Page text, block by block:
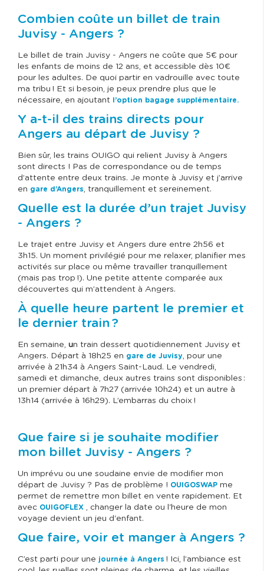
Combien coûte un billet de train
Juvisy - Angers ?
Le billet de train Juvisy - Angers ne coûte que 5€ pour
les enfants de moins de 12 ans, et accessible dès 10€
pour les adultes. De quoi partir en vadrouille avec toute
ma tribu ! Et si besoin, je peux prendre plus que le
nécessaire, en ajoutant l’option bagage supplémentaire.
Y a-t-il des trains directs pour
Angers au départ de Juvisy ?
Bien sûr, les trains OUIGO qui relient Juvisy à Angers
sont directs ! Pas de correspondance ou de temps
d’attente entre deux trains. Je monte à Juvisy et j’arrive
en gare d’Angers, tranquillement et sereinement.
Quelle est la durée d’un trajet Juvisy
- Angers ?
Le trajet entre Juvisy et Angers dure entre 2h56 et
3h15. Un moment privilégié pour me relaxer, planifier mes
activités sur place ou même travailler tranquillement
(mais pas trop !). Une petite attente comparée aux
découvertes qui m’attendent à Angers.
À quelle heure partent le premier et
le dernier train ?
En semaine, un train dessert quotidiennement Juvisy et
Angers. Départ à 18h25 en gare de Juvisy, pour une
arrivée à 21h34 à Angers Saint-Laud. Le vendredi,
samedi et dimanche, deux autres trains sont disponibles :
un premier départ à 7h27 (arrivée 10h24) et un autre à
13h14 (arrivée à 16h29). L’embarras du choix !
Que faire si je souhaite modifier
mon billet Juvisy - Angers ?
Un imprévu ou une soudaine envie de modifier mon
départ de Juvisy ? Pas de problème ! OUIGOSWAP me
permet de remettre mon billet en vente rapidement. Et
avec OUIGOFLEX , changer la date ou l'heure de mon
voyage devient un jeu d'enfant.
Que faire, voir et manger à Angers ?
C’est parti pour une journée à Angers ! Ici, l’ambiance est